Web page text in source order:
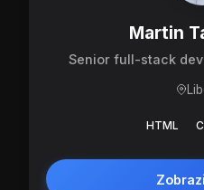
Martin
Senior full-stack
HTML